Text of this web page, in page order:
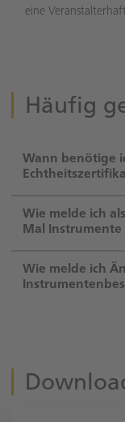
eine
Häufig
Wann benötige
Wie melde ich
Mal Instrumente
Wie melde ich